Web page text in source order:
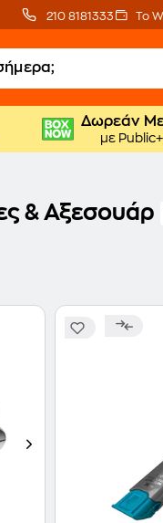
210 8181333 Το
Δωρεάν
με
& Αξεσουάρ